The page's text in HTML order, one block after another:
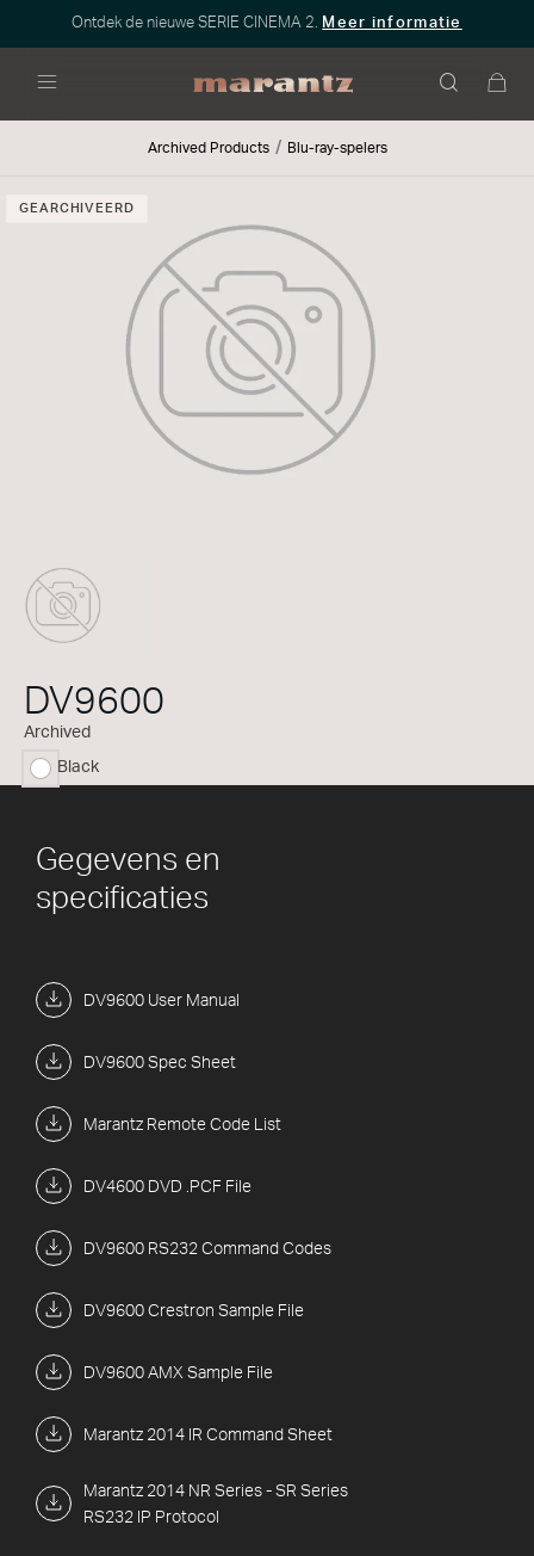
Ontdek de nieuwe SERIE CINEMA 2. Meer informatie
Archived Products Blu-ray-spelers
GEARCHIVEERD
DV9600
Archived
geselecteerd
Black
Gegevens en
specificaties
DV9600 User Manual
DV9600 Spec Sheet
Marantz Remote Code List
DV4600 DVD .PCF File
DV9600 RS232 Command Codes
DV9600 Crestron Sample File
DV9600 AMX Sample File
Marantz 2014 IR Command Sheet
Marantz 2014 NR Series - SR Series
RS232 IP Protocol